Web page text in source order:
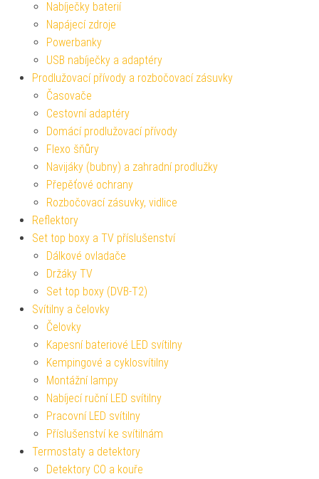
Nabíječky baterií
Napájecí zdroje
Powerbanky
USB nabíječky a adaptéry
Prodlužovací přívody a rozbočovací zásuvky
Časovače
Cestovní adaptéry
Domácí prodlužovací přívody
Flexo šňůry
Navijáky (bubny) a zahradní prodlužky
Přepěťové ochrany
Rozbočovací zásuvky, vidlice
Reflektory
Set top boxy a TV příslušenství
Dálkové ovladače
Držáky TV
Set top boxy (DVB-T2)
Svítilny a čelovky
Čelovky
Kapesní bateriové LED svítilny
Kempingové a cyklosvítilny
Montážní lampy
Nabíjecí ruční LED svítilny
Pracovní LED svítilny
Příslušenství ke svítilnám
Termostaty a detektory
Detektory CO a kouře